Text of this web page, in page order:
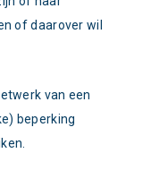
of daarover wil
van een
beperking